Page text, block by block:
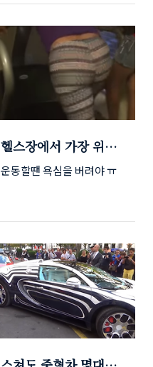
해서 더욱 반가운 소식입니
다. 일본 아카데미상은 1978
년 재정이래 한국 배우가 최
우수 여우주연상을 받는 것이
처음이라 일본에서도 앞다투
어 보도를 하고 있습니다. 공
기인형으로 우수 여우주연상
을 받은 배두나가 있었지만,
심은경은 '신문기자'라는 영
화로 최우수 여우주연상을 받
게 됐는데요 일본에서도 알아
주는 배우 5명의 후보에서 4
명을 제치고 받게 되었습니
지으며 시상무대로 올라섰습
기 때문에 수상소감도 미처
준비하지 못해서 죄송하다는
말과 함께 '앞으로 열심히 하
겠다'라는 말로 소감을 전했
습니다. 신문기자는 반아베
영화로..
헬스장에서 가장 위험
한 운동기구 ㅋㅋ
운동할땐 욕심을 버려야 ㅠ